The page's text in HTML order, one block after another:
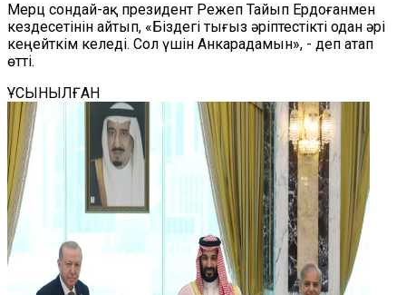
Мерц сондай-ақ президент Режеп Тайып Ердоғанмен
кездесетінін айтып, «Біздегі тығыз әріптестікті одан әрі
кеңейткім келеді. Сол үшін Анкарадамын», - деп атап
өтті.
ҰСЫНЫЛҒАН